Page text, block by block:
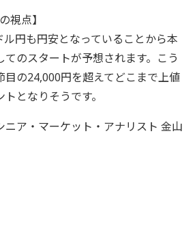
視点】
円も円安となっていることから本
のスタートが予想されます。こう
目の24,000円を超えてどこまで上値
となりそうです。
ニア・マーケット・アナリスト 金山